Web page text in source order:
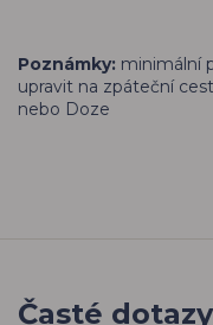
Poznámky: minimální
upravit na zpáteční
nebo Doze
Časté dotazy